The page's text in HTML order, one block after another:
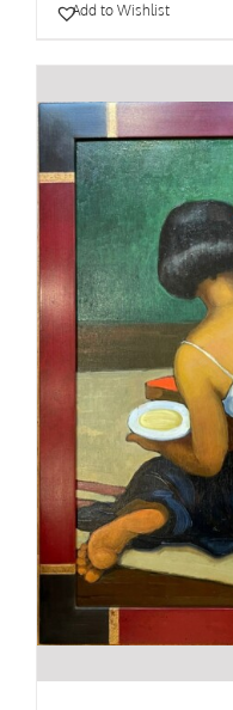
Add to Wishlist